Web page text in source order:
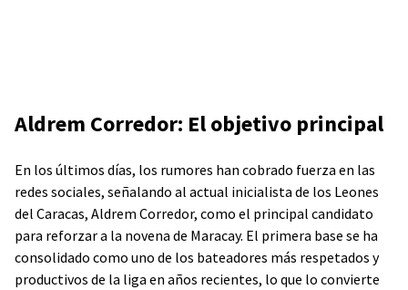
Aldrem Corredor: El objetivo principal
En los últimos días, los rumores han cobrado fuerza en las
redes sociales, señalando al actual inicialista de los Leones
del Caracas, Aldrem Corredor, como el principal candidato
para reforzar a la novena de Maracay. El primera base se ha
consolidado como uno de los bateadores más respetados y
productivos de la liga en años recientes, lo que lo convierte